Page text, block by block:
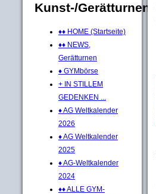
Kunst-/Gerätturnen
♦♦ HOME (Startseite)
♦♦ NEWS,
Gerätturnen
♦ GYMbörse
+ IN STILLEM
GEDENKEN ...
♦ AG Weltkalender
2026
♦ AG Weltkalender
2025
♦ AG-Weltkalender
2024
♦♦ ALLE GYM-